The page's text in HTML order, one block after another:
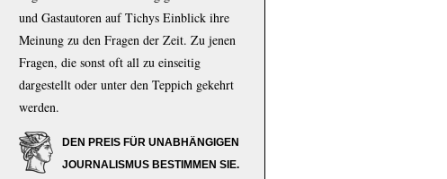
und Gastautoren auf Tichys Einblick ihre
Meinung zu den Fragen der Zeit. Zu jenen
Fragen, die sonst oft all zu einseitig
dargestellt oder unter den Teppich gekehrt
werden.
DEN PREIS FÜR UNABHÄNGIGEN
JOURNALISMUS BESTIMMEN SIE.